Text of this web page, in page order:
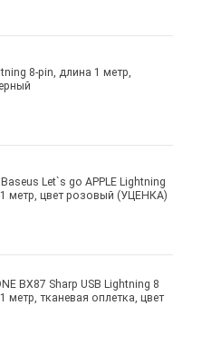
8-pin, длина 1 метр,
Let`s go APPLE Lightning
метр, цвет розовый (УЦЕНКА)
BX87 Sharp USB Lightning 8
метр, тканевая оплетка, цвет